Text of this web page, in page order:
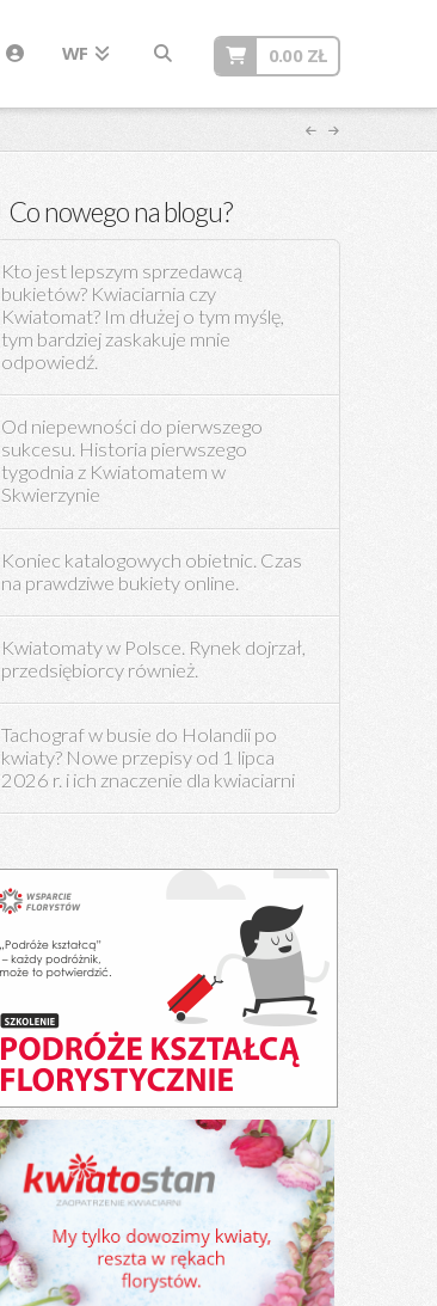
WF 0.00 ZŁ
Co nowego na blogu?
Kto jest lepszym sprzedawcą
bukietów? Kwiaciarnia czy
Kwiatomat? Im dłużej o tym myślę,
tym bardziej zaskakuje mnie
odpowiedź.
Od niepewności do pierwszego
sukcesu. Historia pierwszego
tygodnia z Kwiatomatem w
Skwierzynie
Koniec katalogowych obietnic. Czas
na prawdziwe bukiety online.
Kwiatomaty w Polsce. Rynek dojrzał,
przedsiębiorcy również.
Tachograf w busie do Holandii po
kwiaty? Nowe przepisy od 1 lipca
2026 r. i ich znaczenie dla kwiaciarni